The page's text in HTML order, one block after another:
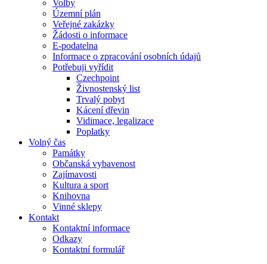
Volby
Územní plán
Veřejné zakázky
Žádosti o informace
E-podatelna
Informace o zpracování osobních údajů
Potřebuji vyřídit
Czechpoint
Živnostenský list
Trvalý pobyt
Kácení dřevin
Vidimace, legalizace
Poplatky
Volný čas
Památky
Občanská vybavenost
Zajímavosti
Kultura a sport
Knihovna
Vinné sklepy
Kontakt
Kontaktní informace
Odkazy
Kontaktní formulář